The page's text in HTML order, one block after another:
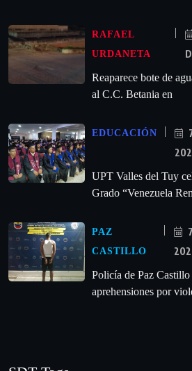
RAFAEL
URDANETA
Reaparece bote de
al C.C. Betania en
EDUCACIÓN
UPT Valles del Tuy
Grado “Venezuela
PAZ
CASTILLO
‎Policía de Paz Castillo
aprehensiones por